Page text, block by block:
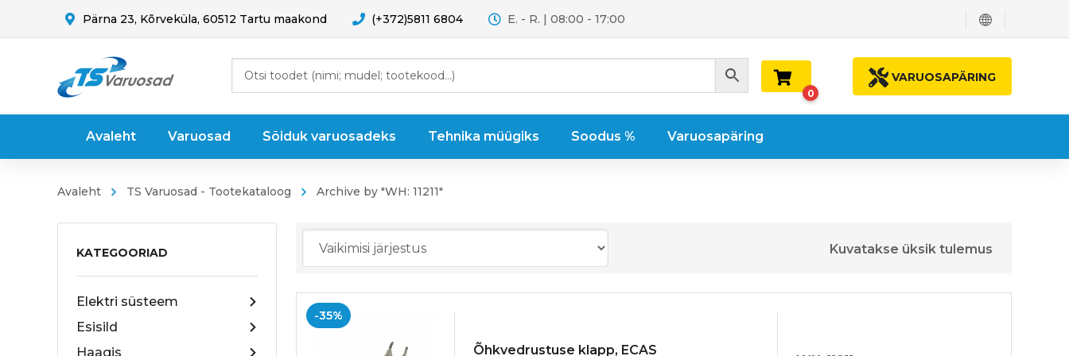
Pärna 23, Kõrveküla, 60512 Tartu maakond (+372)5811 6804 E. - R. | 08:00 - 17:00
VARUOSAPÄRING
0
Avaleht Varuosad Sõiduk varuosadeks Tehnika müügiks Soodus % Varuosapäring
Avaleht TS Varuosad - Tootekataloog Archive by "WH: 11211"
KATEGOORIAD
Elektri süsteem
Esisild
Haagis
Kuvatakse üksik tulemus
-35%
Õhkvedrustuse klapp, ECAS